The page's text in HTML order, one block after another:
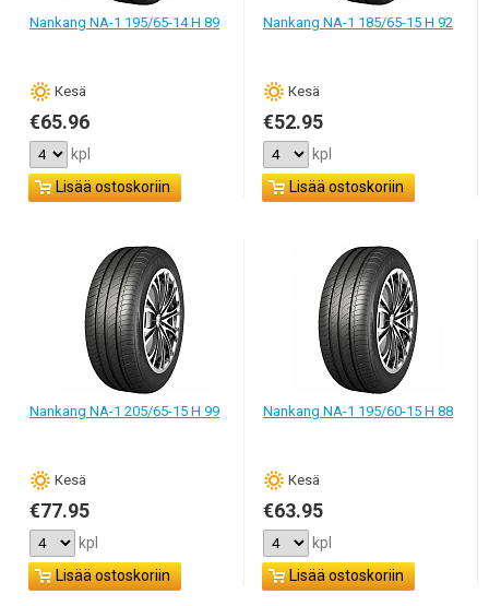
Nankang NA-1 195/65-14 H 89
Кesä
€65.96
kpl
Lisää ostoskoriin
Nankang NA-1 185/65-15 H 92
Кesä
€52.95
kpl
Lisää ostoskoriin
Nankang NA-1 205/65-15 H 99
Кesä
€77.95
kpl
Lisää ostoskoriin
Nankang NA-1 195/60-15 H 88
Кesä
€63.95
kpl
Lisää ostoskoriin